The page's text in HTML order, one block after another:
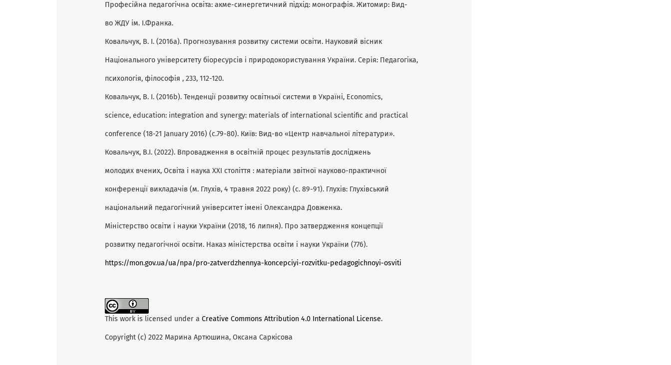
Професійна педагогічна освіта: акме-синергетичний підхід: монографія. Житомир: Вид-
во ЖДУ ім. І.Франка.
Ковальчук, В. І. (2016а). Прогнозування розвитку системи освіти. Науковий вісник
Національного університету біоресурсів і природокористування України. Серія: Педагогіка,
психологія, філософія , 233, 112-120.
Ковальчук, В. І. (2016b). Тенденції розвитку освітньої системи в Україні, Economics,
science, education: integration and synergy: materials of international scientific and practical
conference (18-21 January 2016) (с.79-80). Київ: Вид-во «Центр навчальної літератури».
Ковальчук, В.І. (2022). Впровадження в освітній процес результатів досліджень
молодих вчених, Освіта і наука ХХІ століття : матеріали звітної науково-практичної
конференції викладачів (м. Глухів, 4 травня 2022 року) (с. 89-91). Глухів: Глухівський
національний педагогічний університет імені Олександра Довженка.
Міністерство освіти і науки України (2018, 16 липня). Про затвердження концепції
розвитку педагогічної освіти. Наказ міністерства освіти і науки України (776).
https://mon.gov.ua/ua/npa/pro-zatverdzhennya-koncepciyi-rozvitku-pedagogichnoyi-osviti
This work is licensed under a Creative Commons Attribution 4.0 International License.
Copyright (c) 2022 Марина Артюшина, Оксана Саркісова